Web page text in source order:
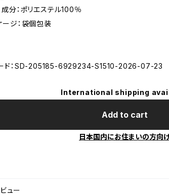
分：ポリエステル100％
ジ：袋個包装
ド：SD-205185-6929234-S1510-2026-07-23
International shipping
Add to cart
日本国内にお住まいの方向
ュー